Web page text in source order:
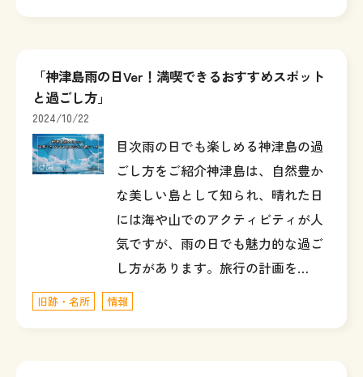
「神津島雨の日Ver！満喫できるおすすめスポット
と過ごし方」
2024/10/22
目次雨の日でも楽しめる神津島の過
ごし方をご紹介神津島は、自然豊か
な美しい島として知られ、晴れた日
には海や山でのアクティビティが人
気ですが、雨の日でも魅力的な過ご
し方があります。旅行の計画を…
旧跡・名所 情報